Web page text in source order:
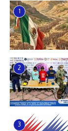
1
2
3